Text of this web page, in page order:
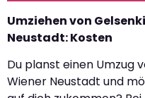
Umziehen von
Neustadt: Kosten
Du planst einen Umzug
Wiener Neustadt und